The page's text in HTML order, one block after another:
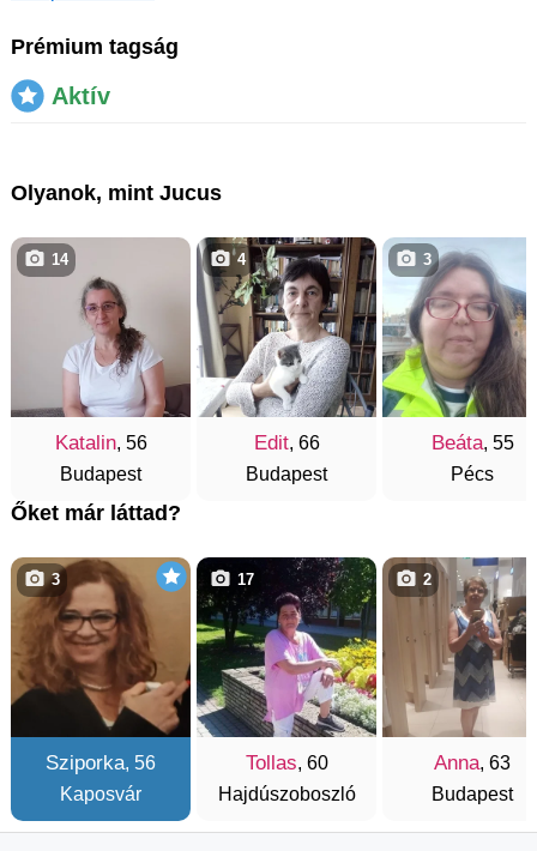
Prémium tagság
Aktív
Olyanok, mint Jucus
Katalin, 56
Budapest
14
Edit, 66
Budapest
4
Beáta, 55
Pécs
3
Őket már láttad?
Sziporka, 56
Kaposvár
3
Tollas, 60
Hajdúszoboszló
17
Anna, 63
Budapest
2